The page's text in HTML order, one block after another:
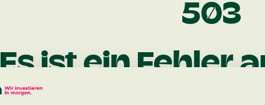
klimja Investment Akademie
503
Es ist ein Fehler